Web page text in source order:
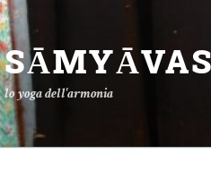
lo yoga dell'armonia